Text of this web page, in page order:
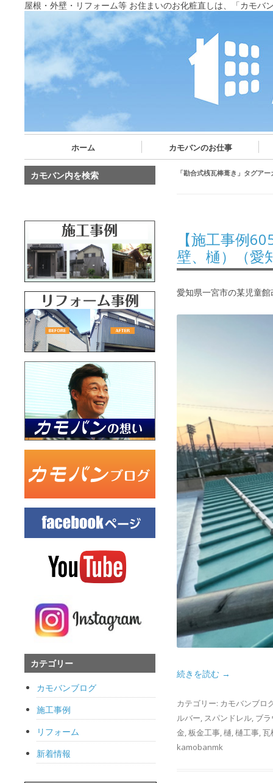
屋根・外壁・リフォーム等 お住まいのお化粧直しは、「カモバ
ホーム カモバンのお仕事
「勘合式桟瓦棒葺き 」タグア
【施工事例
壁、樋）（愛
愛知県一宮市の某児童
続きを読む →
カテゴリー: カモバンブロ
ルバー, スパンドレル, ブ
金,板金工事,樋,樋工事,瓦
kamobanmk
カモバン内を検索
カテゴリー
カモバンブログ
施工事例
リフォーム
新着情報